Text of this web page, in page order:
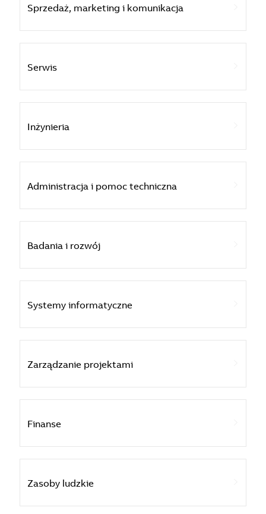
Sprzedaż, marketing i komunikacja
Serwis
Inżynieria
Administracja i pomoc techniczna
Badania i rozwój
Systemy informatyczne
Zarządzanie projektami
Finanse
Zasoby ludzkie